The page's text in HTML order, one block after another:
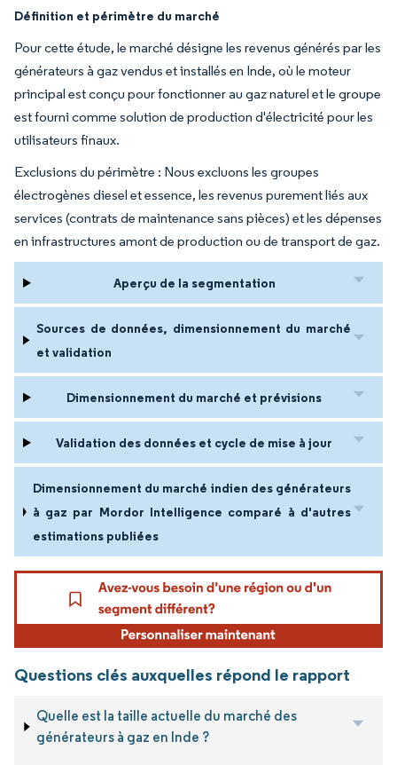
Définition et périmètre du marché
Pour cette étude, le marché désigne les revenus générés par les
générateurs à gaz vendus et installés en Inde, où le moteur
principal est conçu pour fonctionner au gaz naturel et le groupe
est fourni comme solution de production d'électricité pour les
utilisateurs finaux.
Exclusions du périmètre : Nous excluons les groupes
électrogènes diesel et essence, les revenus purement liés aux
services (contrats de maintenance sans pièces) et les dépenses
en infrastructures amont de production ou de transport de gaz.
Aperçu de la segmentation
Sources de données, dimensionnement du marché
et validation
Dimensionnement du marché et prévisions
Validation des données et cycle de mise à jour
Dimensionnement du marché indien des générateurs
à gaz par Mordor Intelligence comparé à d'autres
estimations publiées
Questions clés auxquelles répond le rapport
Quelle est la taille actuelle du marché des
générateurs à gaz en Inde ?